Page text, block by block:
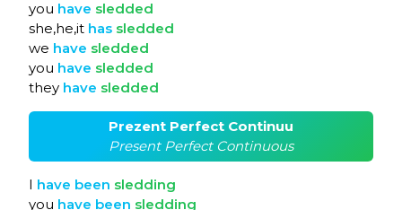
you have sledded
she,he,it has sledded
we have sledded
you have sledded
they have sledded
Prezent Perfect Continuu
Present Perfect Continuous
I have been sledding
you have been sledding